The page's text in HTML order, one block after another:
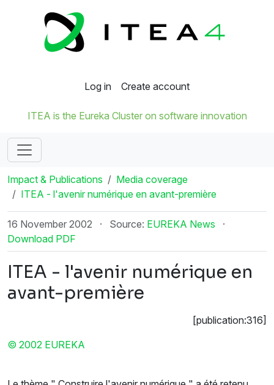
Log in Create account
ITEA is the Eureka Cluster on software innovation
Impact & Publications
Media coverage
ITEA - l'avenir numérique en avant-première
16 November 2002 · Source: EUREKA News
·
Download PDF
ITEA - l'avenir numérique en
avant-première
[publication:316]
© 2002 EUREKA